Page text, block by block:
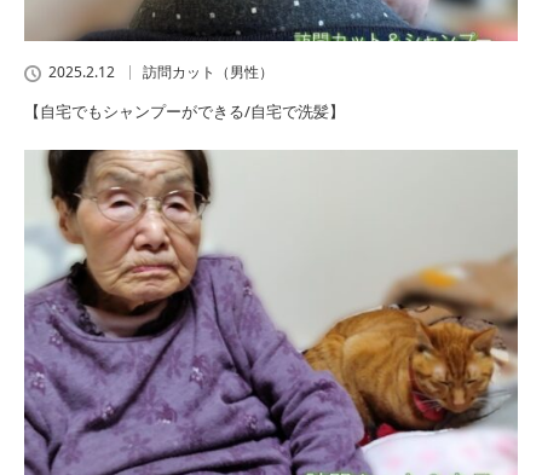
2025.2.12 訪問カット（男性）
【自宅でもシャンプーができる/自宅で洗髪】